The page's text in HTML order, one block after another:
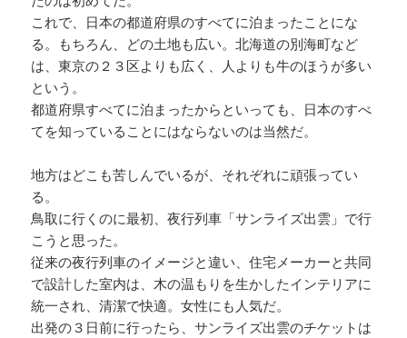
これで、日本の都道府県のすべてに泊まったことにな
る。もちろん、どの土地も広い。北海道の別海町など
は、東京の２３区よりも広く、人よりも牛のほうが多い
という。
都道府県すべてに泊まったからといっても、日本のすべ
てを知っていることにはならないのは当然だ。
地方はどこも苦しんでいるが、それぞれに頑張ってい
る。
鳥取に行くのに最初、夜行列車「サンライズ出雲」で行
こうと思った。
従来の夜行列車のイメージと違い、住宅メーカーと共同
で設計した室内は、木の温もりを生かしたインテリアに
統一され、清潔で快適。女性にも人気だ。
出発の３日前に行ったら、サンライズ出雲のチケットは